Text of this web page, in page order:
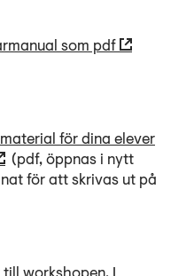
som pdf
för dina elever
(pdf, öppnas i nytt
för att skrivas ut på